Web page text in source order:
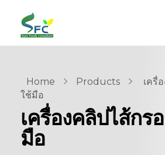
siamfoodsconsultant.com
Food Technology
Home Products
เครื่
ใช้มือ
เครื่องคลิปไส้กร
มือ